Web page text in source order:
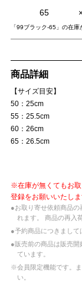
65
「99ブラック-65」の在庫
商品詳細
【サイズ目安】
50：25cm
55：25.5cm
60：26cm
65：26.5cm
※在庫が無くてもお
登録をお願いいたしま
●お取り寄せ依頼商品の
れます。 商品の再入
●予約商品につきまして
●販売前の商品は販売
ています。
※会員限定機能です。
い。